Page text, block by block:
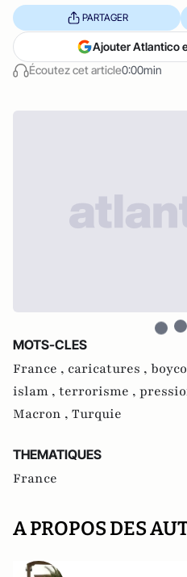
Écoutez cet article0:00min
PARTAGER
Ajouter Atlantico
MOTS-CLES
France , caricatures ,
islam , terrorisme ,
Macron , Turquie
THEMATIQUES
France
A PROPOS DES